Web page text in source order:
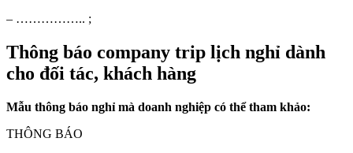
– …………….. ;
Thông báo company trip lịch nghỉ dành
cho đối tác, khách hàng
Mẫu thông báo nghỉ mà doanh nghiệp có thể tham khảo:
THÔNG BÁO